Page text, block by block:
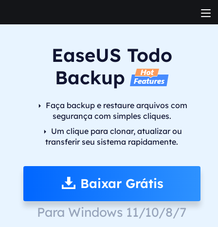
EaseUS Todo
Backup
Faça backup e restaure arquivos com
segurança com simples cliques.
Um clique para clonar, atualizar ou
transferir seu sistema rapidamente.
Baixar Grátis
Para Windows 11/10/8/7